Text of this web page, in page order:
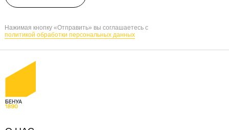
Нажимая кнопку «Отправить» вы соглашаетесь с
политикой обработки персональных данных